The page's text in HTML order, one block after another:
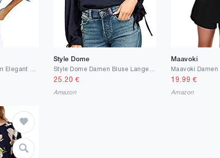
Style Dome
25.20 €
Amazon
Maavoki
19.99 €
Amazon